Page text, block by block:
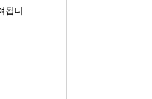
됩니